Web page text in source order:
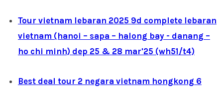
Tour vietnam lebaran 2025 9d complete lebaran
vietnam (hanoi – sapa – halong bay - danang –
ho chi minh) dep 25 & 28 mar'25 (wh51/t4)
Best deal tour 2 negara vietnam hongkong 6